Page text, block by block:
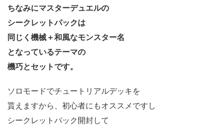
ちなみにマスターデュエルの
シークレットパックは
同じく機械＋和風なモンスター名
となっているテーマの
機巧とセットです。
ソロモードでチュートリアルデッキを
貰えますから、初心者にもオススメですし
シークレットパック開封して